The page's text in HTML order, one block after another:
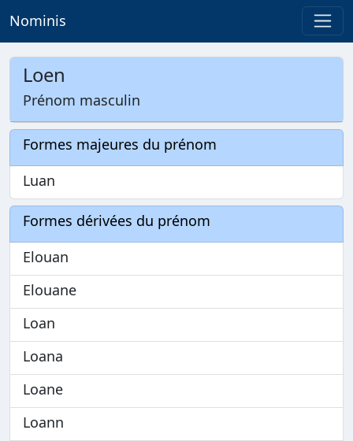
Nominis
Loen
Prénom masculin
Formes majeures du prénom
Luan
Formes dérivées du prénom
Elouan
Elouane
Loan
Loana
Loane
Loann